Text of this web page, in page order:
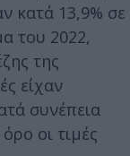
κατά 13,9% σε
του 2022,
της
είχαν
συνέπεια
οι τιμές